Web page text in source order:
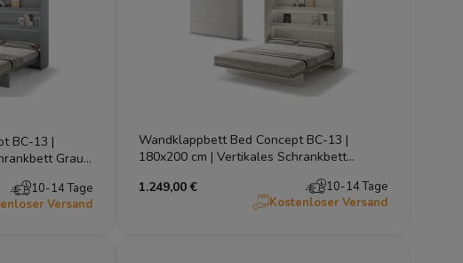
BC-13 |
Grau |
10-14 Tage
Versand
Wandklappbett Bed Concept BC-13 |
180x200 cm | Vertikales Schrankbett
1.249,00 €
10-14 Tage
Kostenloser Versand